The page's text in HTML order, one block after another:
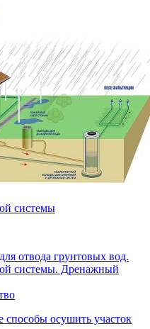
системы
отвода грунтовых вод.
системы. Дренажный
осушить участок